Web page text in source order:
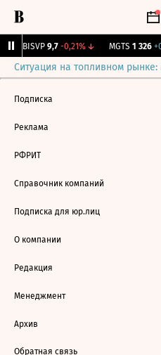
BISVP 9,7 -0,21%↓ MGTS 1 326
Ситуация на топливном рынке:
Подписка
Реклама
РФРИТ
Справочник компаний
Подписка для юр.лиц
О компании
Редакция
Менеджмент
Архив
Обратная связь